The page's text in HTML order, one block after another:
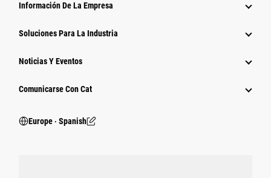
Información De La Empresa
Soluciones Para La Industria
Noticias Y Eventos
Comunicarse Con Cat
Europe ‧ Spanish